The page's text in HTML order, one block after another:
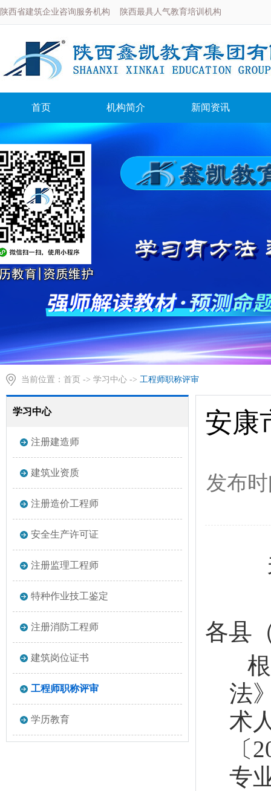
陕西省建筑企业咨询服务机构 陕西最具人气教育培训机构
首页 机构简介 新闻资讯
当前位置： 首页 -> 学习中心 -> 工程师职称评审
学习中心
注册建造师
建筑业资质
注册造价工程师
安全生产许可证
注册监理工程师
特种作业技工鉴定
注册消防工程师
建筑岗位证书
工程师职称评审
学历教育
安康
发布
各县
法
术
〔
专